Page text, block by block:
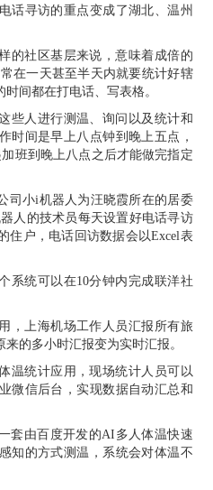
话寻访的重点变成了湖北、温州
的社区基层来说，意味着成倍的
在一天甚至半天内就要统计好辖
间都在打电话、写表格。
些人进行测温、询问以及统计和
时间是早上八点钟到晚上五点，
班到晚上八点之后才能做完指定
司小i机器人为汪晓霞所在的居委
人的技术员每天设置好电话寻访
住户，电话回访数据会以Excel表
系统可以在10分钟内完成联洋社
，上海机场工作人员汇报所有旅
的多小时汇报变为实时汇报。
温统计应用，现场统计人员可以
微信后台，实现数据自动汇总和
套由百度开发的AI多人体温快速
知的方式测温，系统会对体温不